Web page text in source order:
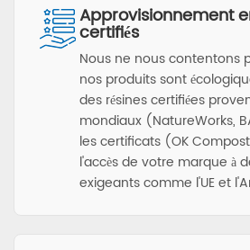
Approvisionnement
certifiés
Nous ne nous contentons
nos produits sont
des résines certifiées
mondiaux (NatureWorks,
les certificats (OK
l'accès de votre marque à
exigeants comme l'UE et